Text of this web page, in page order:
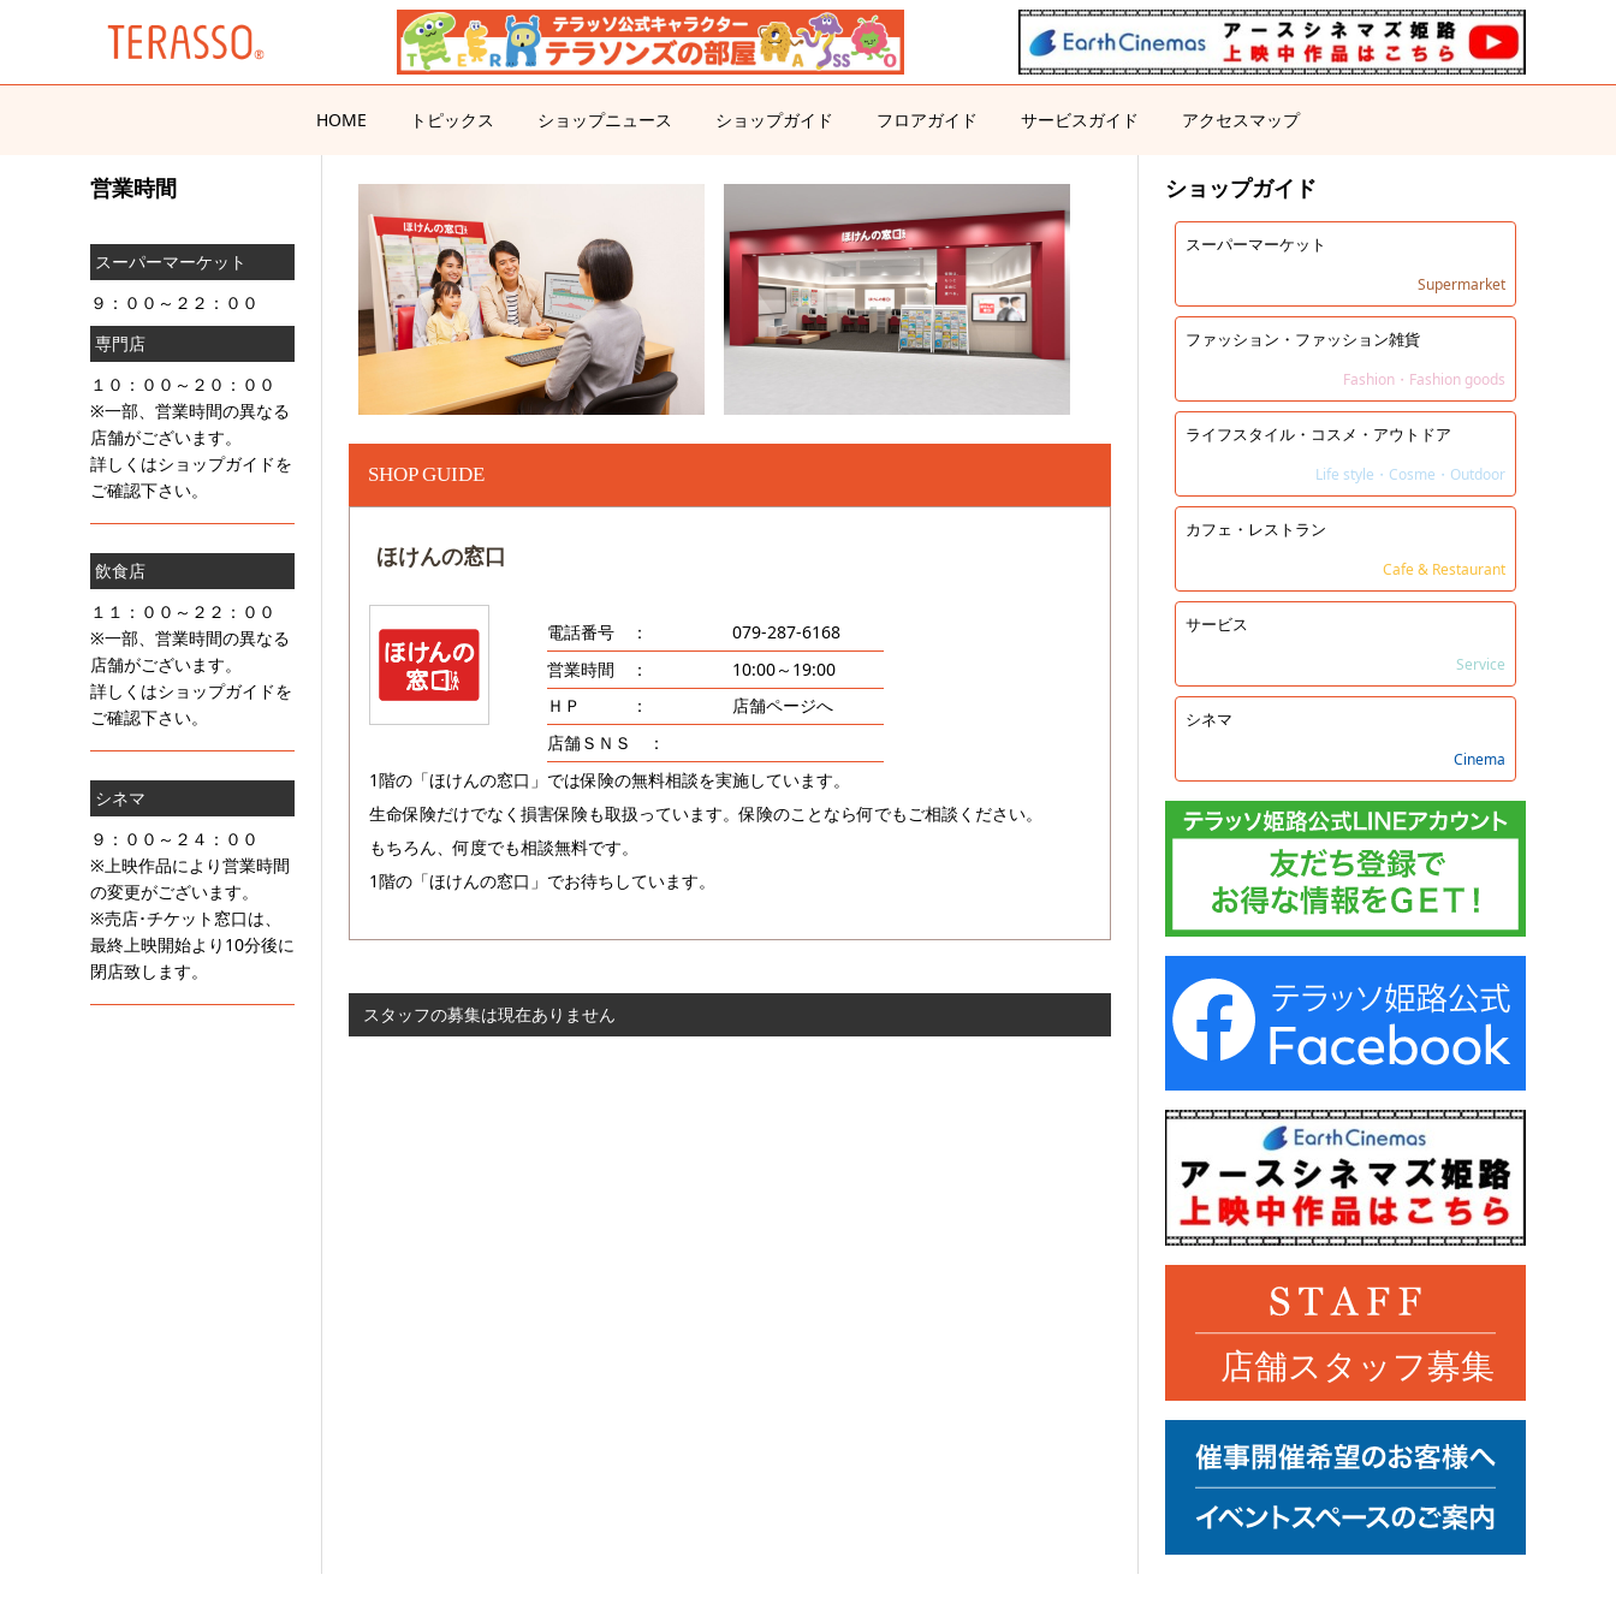
HOME トピックス ショップニュース ショップガイド フロアガイド サービスガイド アクセスマップ
SHOP GUIDE
ほけんの窓口
電話番号 ：
079-287-6168
営業時間 ：
10:00～19:00
ＨＰ ：
店舗ページへ
店舗ＳＮＳ ：
1階の「ほけんの窓口」では保険の無料相談を実施しています。
生命保険だけでなく損害保険も取扱っています。保険のことなら何でもご相談ください。
もちろん、何度でも相談無料です。
1階の「ほけんの窓口」でお待ちしています。
スタッフの募集は現在ありません
ショップガイド
スーパーマーケット
Supermarket
ファッション・ファッション雑貨
Fashion・Fashion goods
ライフスタイル・コスメ・アウトドア
Life style・Cosme・Outdoor
カフェ・レストラン
Cafe & Restaurant
サービス
Service
シネマ
Cinema
営業時間
スーパーマーケット
９：００～２２：００
専門店
１０：００～２０：００
※一部、営業時間の異なる
店舗がございます。
詳しくはショップガイドを
ご確認下さい。
飲食店
１１：００～２２：００
※一部、営業時間の異なる
店舗がございます。
詳しくはショップガイドを
ご確認下さい。
シネマ
９：００～２４：００
※上映作品により営業時間
の変更がございます。
※売店･チケット窓口は、
最終上映開始より10分後に
閉店致します。